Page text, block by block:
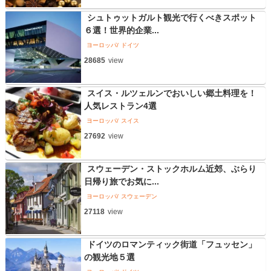
シュトゥットガルト観光で行くべきスポット
６選！世界的企業...
ヨーロッパ ドイツ
28685 view
スイス・ルツェルンでおいしい郷土料理を！
人気レストラン4選
ヨーロッパ スイス
27692 view
スウェーデン・ストックホルム近郊、ぶらり
日帰り旅でお気に...
ヨーロッパ スウェーデン
27118 view
ドイツのロマンティック街道「フュッセン」
の観光地５選